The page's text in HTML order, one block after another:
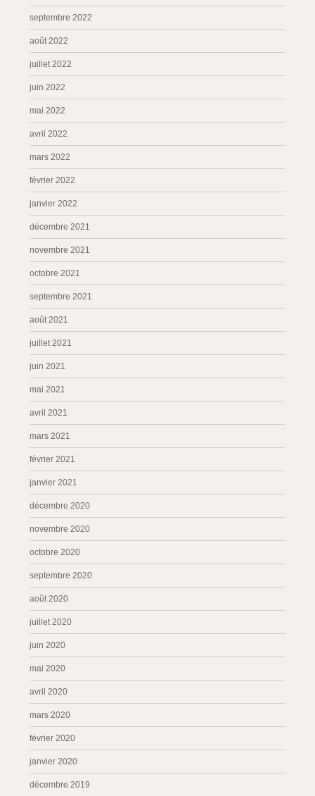
septembre 2022
août 2022
juillet 2022
juin 2022
mai 2022
avril 2022
mars 2022
février 2022
janvier 2022
décembre 2021
novembre 2021
octobre 2021
septembre 2021
août 2021
juillet 2021
juin 2021
mai 2021
avril 2021
mars 2021
février 2021
janvier 2021
décembre 2020
novembre 2020
octobre 2020
septembre 2020
août 2020
juillet 2020
juin 2020
mai 2020
avril 2020
mars 2020
février 2020
janvier 2020
décembre 2019